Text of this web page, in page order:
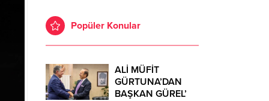
Popüler Konular
ALİ MÜFİT
GÜRTUNA’DAN
BAŞKAN GÜREL’